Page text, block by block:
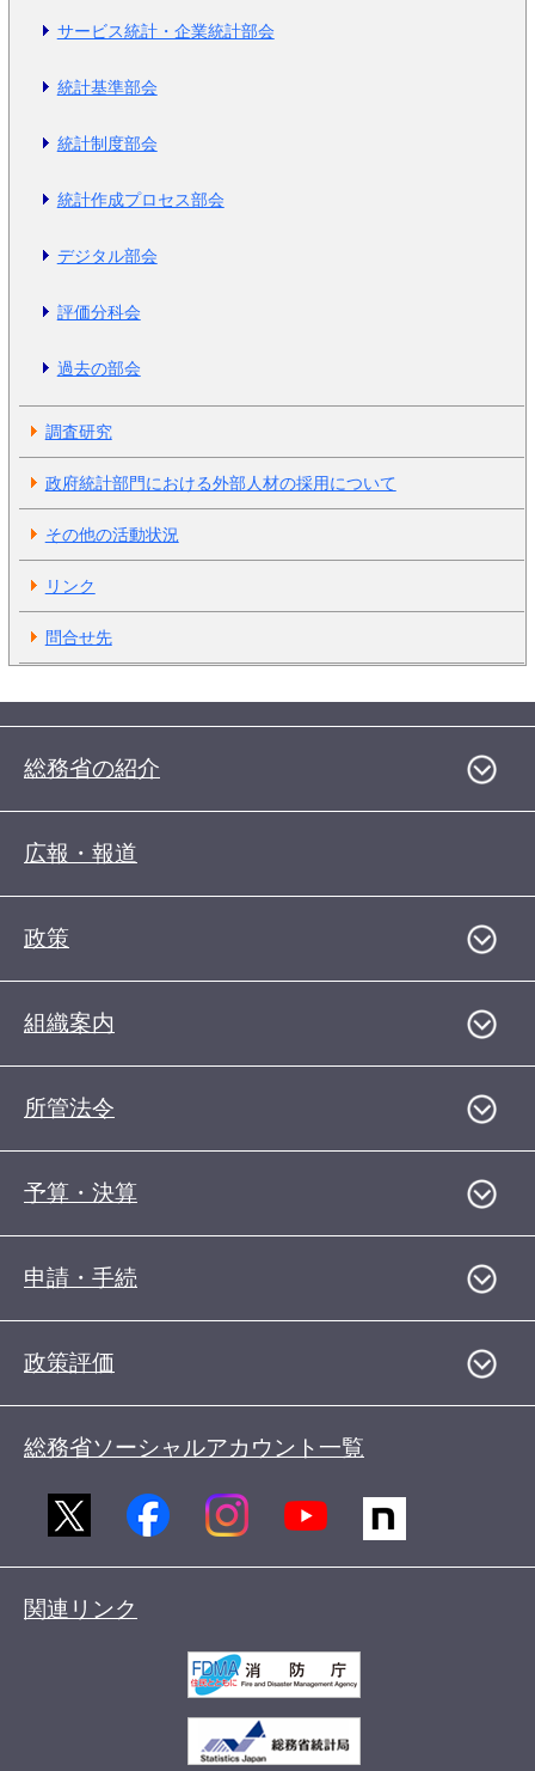
サービス統計・企業統計部会
統計基準部会
統計制度部会
統計作成プロセス部会
デジタル部会
評価分科会
過去の部会
調査研究
政府統計部門における外部人材の採用について
その他の活動状況
リンク
問合せ先
総務省の紹介
広報・報道
政策
組織案内
所管法令
予算・決算
申請・手続
政策評価
総務省ソーシャルアカウント一覧
関連リンク